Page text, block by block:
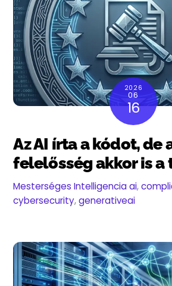
2026
06
16
Az AI írta a kódot, de
felelősség akkor is a
Mesterséges Intelligencia ai,
cybersecurity,generativeai